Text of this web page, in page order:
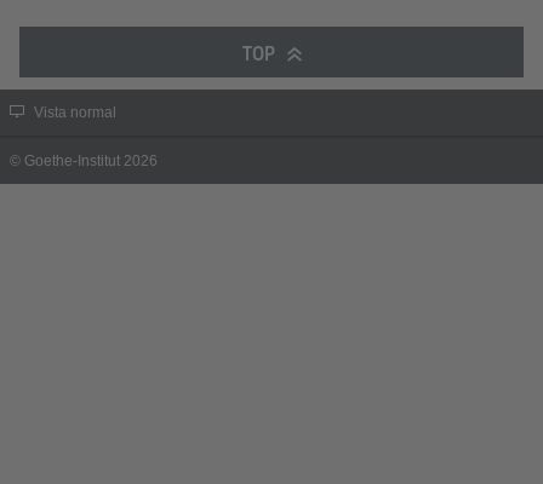
TOP
Vista normal
© Goethe-Institut 2026